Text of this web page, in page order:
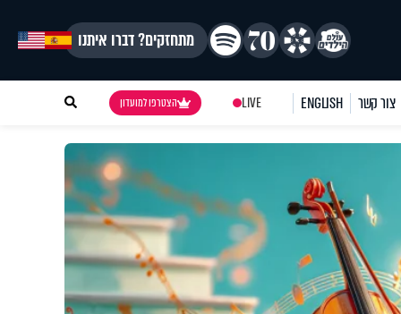
מתחזקים? דברו איתנו
צור קשר ENGLISH
LIVE הצטרפו למועדון